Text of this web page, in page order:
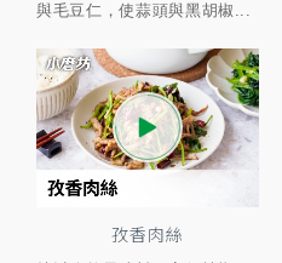
與毛豆仁，使蒜頭與黑胡椒...
孜香肉絲